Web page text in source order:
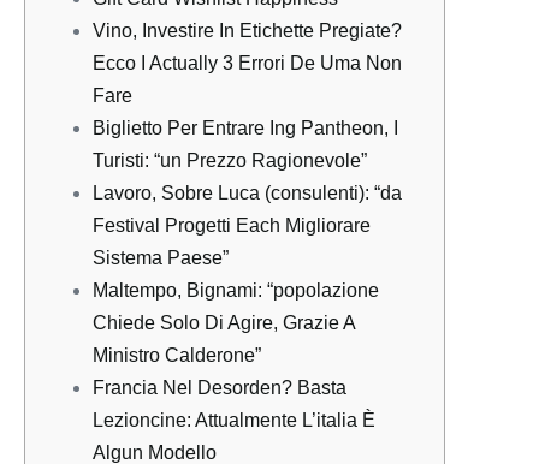
Vino, Investire In Etichette Pregiate?
Ecco I Actually 3 Errori De Uma Non
Fare
Biglietto Per Entrare Ing Pantheon, I
Turisti: “un Prezzo Ragionevole”
Lavoro, Sobre Luca (consulenti): “da
Festival Progetti Each Migliorare
Sistema Paese”
Maltempo, Bignami: “popolazione
Chiede Solo Di Agire, Grazie A
Ministro Calderone”
Francia Nel Desorden? Basta
Lezioncine: Attualmente L’italia È
Algun Modello